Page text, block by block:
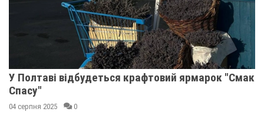
У Полтаві відбудеться крафтовий ярмарок "Смак
Спасу"
04 серпня 2025 0